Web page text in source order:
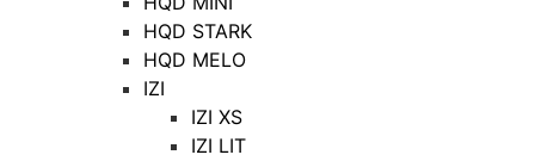
HQD STARK
HQD MELO
IZI
IZI XS
IZI LIT